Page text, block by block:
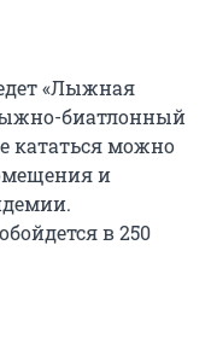
«Лыжная
биатлонный
кататься можно
и
в 250